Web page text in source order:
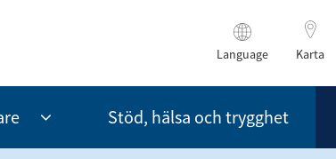
Language Karta
för
Stöd, hälsa och trygghet